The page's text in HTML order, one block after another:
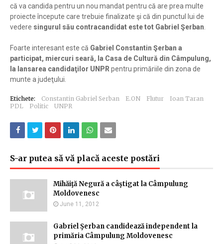
că va candida pentru un nou mandat pentru că are prea multe
proiecte începute care trebuie finalizate şi că din punctul lui de
vedere singurul său contracandidat este tot Gabriel Şerban
Foarte interesant este că Gabriel Constantin Şerban a
participat, miercuri seară, la Casa de Cultură din Câmpulung,
la lansarea candidaţilor UNPR pentru primăriile din zona de
munte a judeţului.
Etichete: Constantin Gabriel Serban E.ON Flutur
Ioan Taran
PDL
Politic UNPR
S-ar putea să vă placă aceste postări
Mihăiţă Negură a câştigat la Câmpulung
Moldovenesc
June 11, 2012
Gabriel Şerban candidează independent la
primăria Câmpulung Moldovenesc